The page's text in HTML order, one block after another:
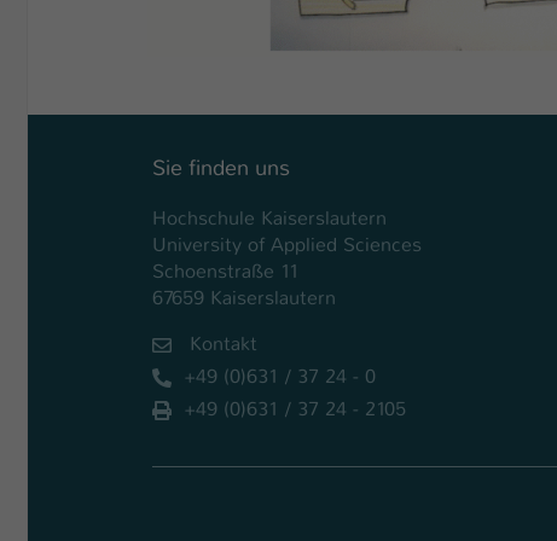
Sie finden uns
Hochschule Kaiserslautern
University of Applied Sciences
Schoenstraße 11
67659 Kaiserslautern
Kontakt
+49 (0)631 / 37 24 - 0
+49 (0)631 / 37 24 - 2105